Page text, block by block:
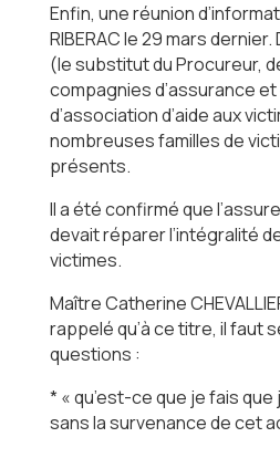
Enfin, une réunion
RIBERAC le 29 mars
(le substitut du Procureur,
compagnies d’assurance
d’association d’aide aux
nombreuses familles de
présents.
Il a été confirmé que
devait réparer l’intégralité
victimes.
Maître Catherine
rappelé qu’à ce titre, il faut
questions :
* « qu’est-ce que je fais que
sans la survenance de cet